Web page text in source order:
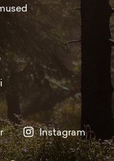
Instagram